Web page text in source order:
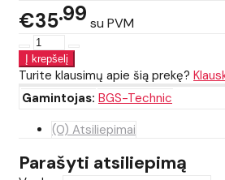
€3599 su PVM
Turite klausimų apie šią prekę?
Gamintojas: BGS-Technic
(0) Atsiliepimai
Parašyti atsiliepimą